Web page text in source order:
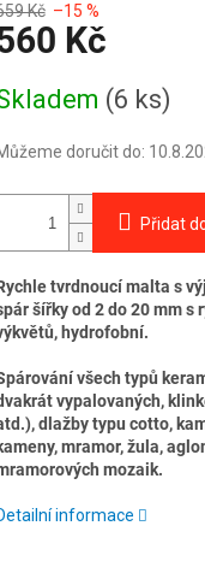
Kč –15 %
Kč
(6 ks)
doručit do:
Přidat
tvrdnoucí malta s
šířky od 2 do 20 mm s
hydrofobní.
všech typů
vypalovaných,
dlažby typu cotto,
mramor, žula,
mozaik.
informace